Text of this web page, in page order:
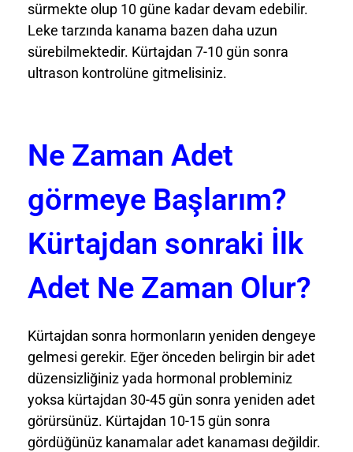
sürmekte olup 10 güne kadar devam edebilir.
Leke tarzında kanama bazen daha uzun
sürebilmektedir. Kürtajdan 7-10 gün sonra
ultrason kontrolüne gitmelisiniz.
Ne Zaman Adet
görmeye Başlarım?
Kürtajdan sonraki İlk
Adet Ne Zaman Olur?
Kürtajdan sonra hormonların yeniden dengeye
gelmesi gerekir. Eğer önceden belirgin bir adet
düzensizliğiniz yada hormonal probleminiz
yoksa kürtajdan 30-45 gün sonra yeniden adet
görürsünüz. Kürtajdan 10-15 gün sonra
gördüğünüz kanamalar adet kanaması değildir.